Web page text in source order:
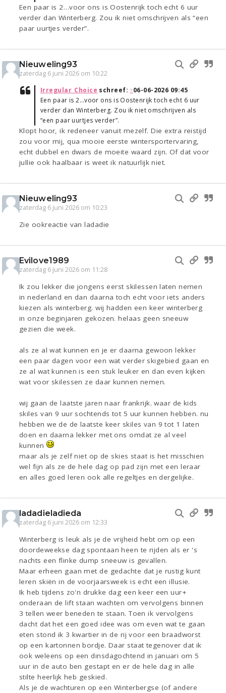
Een paar is 2…voor ons is Oostenrijk toch echt 6 uur
verder dan Winterberg. Zou ik niet omschrijven als “een
paar uurtjes verder”.
Nieuweling93
zaterdag 6 juni 2026 om 10:22
Irregular_Choice schreef: ↑06-06-2026 09:45
Een paar is 2…voor ons is Oostenrijk toch echt 6 uur
verder dan Winterberg. Zou ik niet omschrijven als
“een paar uurtjes verder”.
Klopt hoor, ik redeneer vanuit mezelf. Die extra reistijd
zou voor mij, qua mooie eerste wintersportervaring,
echt dubbel en dwars de moeite waard zijn. Of dat voor
jullie ook haalbaar is weet ik natuurlijk niet.
Nieuweling93
zaterdag 6 juni 2026 om 10:23
Zie ookreactie van ladadie
Evilove1989
zaterdag 6 juni 2026 om 11:28
Ik zou lekker die jongens eerst skilessen laten nemen
in nederland en dan daarna toch echt voor iets anders
kiezen als winterberg. wij hadden een keer winterberg
in onze beginjaren gekozen. helaas geen sneeuw
gezien die week.
als ze al wat kunnen en je er daarna gewoon lekker
een paar dagen voor een wat verder skigebied gaan en
ze al wat kunnen is een stuk leuker en dan even kijken
wat voor skilessen ze daar kunnen nemen.
wij gaan de laatste jaren naar frankrijk. waar de kids
skiles van 9 uur sochtends tot 5 uur kunnen hebben. nu
hebben we de de laatste keer skiles van 9 tot 1 laten
doen en daarna lekker met ons omdat ze al veel
kunnen
maar als je zelf niet op de skies staat is het misschien
wel fijn als ze de hele dag op pad zijn met een leraar
en alles goed leren ook alle regeltjes en dergelijke.
ladadieladieda
zaterdag 6 juni 2026 om 12:33
Winterberg is leuk als je de vrijheid hebt om op een
doordeweekse dag spontaan heen te rijden als er 's
nachts een flinke dump sneeuw is gevallen.
Maar erheen gaan met de gedachte dat je rustig kunt
leren skiën in de voorjaarsweek is echt een illusie.
Ik heb tijdens zo'n drukke dag een keer een uur+
onderaan de lift staan wachten om vervolgens binnen
3 tellen weer beneden te staan. Toen ik vervolgens
dacht dat het een goed idee was om even wat te gaan
eten stond ik 3 kwartier in de rij voor een braadworst
op een kartonnen bordje. Daar staat tegenover dat ik
ook weleens op een dinsdagochtend in januari om 5
uur in de auto ben gestapt en er de hele dag in alle
stilte heerlijk heb geskied.
Als je de wachturen op een Winterbergse (of andere